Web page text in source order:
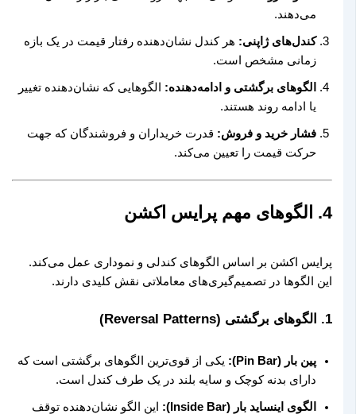
می‌دهند.
کندل‌های ژاپنی:هر کندل نشان‌دهنده رفتار قیمت در یک بازه
زمانی مشخص است.
الگوهای برگشتی و ادامه‌دهنده:الگوهایی که نشان‌دهنده تغییر
یا ادامه روند هستند.
فشار خرید و فروش:قدرت خریداران و فروشندگان که جهت
حرکت قیمت را تعیین می‌کند.
4. الگوهای مهم پرایس اکشن
پرایس اکشن بر اساس الگوهای کندلی و نموداری عمل می‌کند.
این الگوها در تصمیم‌گیری‌های معاملاتی نقش کلیدی دارند.
1. الگوهای برگشتی (Reversal Patterns)
پین بار (Pin Bar):
یکی از قوی‌ترین الگوهای برگشتی است که
دارای بدنه کوچک و سایه بلند در یک طرف کندل است.
الگوی اینساید بار (Inside Bar):
این الگو نشان‌دهنده توقف